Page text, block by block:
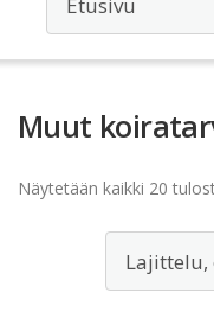
Muut
Näytetään kaikki 20